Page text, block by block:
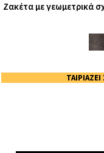
Ζακέτα με γεωμετρικά